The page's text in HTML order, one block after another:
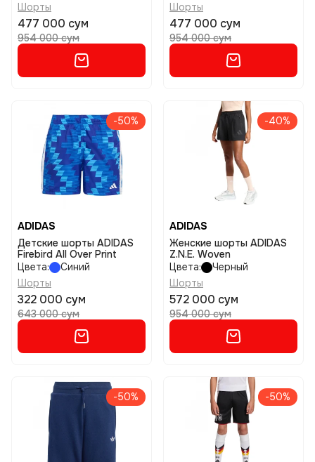
Шорты
477 000 сум
954 000 сум
Шорты
477 000 сум
954 000 сум
-50%
ADIDAS
Детские шорты ADIDAS
Firebird All Over Print
Цвета:
Синий
Шорты
322 000 сум
643 000 сум
-40%
ADIDAS
Женские шорты ADIDAS
Z.N.E. Woven
Цвета:
Черный
Шорты
572 000 сум
954 000 сум
-50% -50%